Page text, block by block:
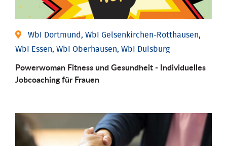
WbI Dortmund, WbI Gelsenkirchen-Rotthausen,
WbI Essen, WbI Oberhausen, WbI Duisburg
Powerwoman Fitness und Gesund­heit - Individu­elles
Job­coaching für Frauen